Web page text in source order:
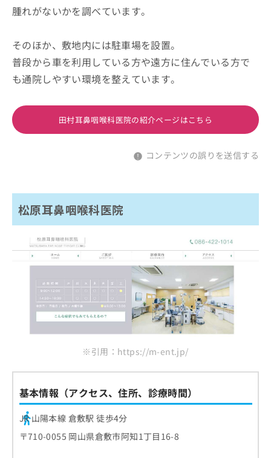
腫れがないかを調べています。
そのほか、敷地内には駐車場を設置。
普段から車を利用している方や遠方に住んでいる方で
も通院しやすい環境を整えています。
田村耳鼻咽喉科医院の紹介ページはこちら
コンテンツの誤りを送信する
松原耳鼻咽喉科医院
※引用：https://m-ent.jp/
基本情報（アクセス、住所、診療時間）
JR 山陽本線 倉敷駅 徒歩4分
〒710-0055 岡山県倉敷市阿知1丁目16-8